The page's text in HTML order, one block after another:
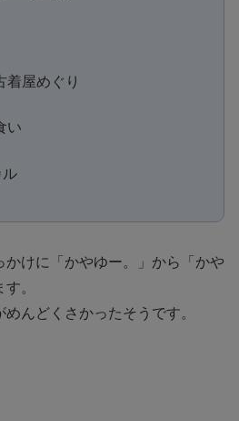
着屋めぐり
い
ル
かけに「かやゆー。」から「かや
。
んどくさかったそうです。